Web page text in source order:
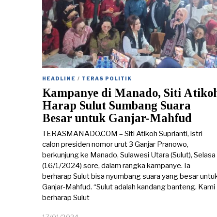
HEADLINE / TERAS POLITIK
Kampanye di Manado, Siti
Harap Sulut Sumbang Suara
Besar untuk Ganjar-Mahfud
TERASMANADO.COM – Siti Atikoh Suprianti, istri
calon presiden nomor urut 3 Ganjar Pranowo,
berkunjung ke Manado, Sulawesi Utara (Sulut), Selasa
(16/1/2024) sore, dalam rangka kampanye. Ia
berharap Sulut bisa nyumbang suara yang besar
Ganjar-Mahfud. “Sulut adalah kandang banteng. Kami
berharap Sulut